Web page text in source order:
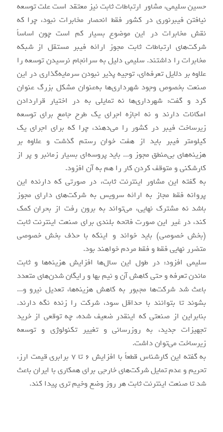
حسین سلیمی، مشاور ارتباطات ثابت نیز معتقد است علت توسعه
نیافتن فیبرنوری در کشور فقط انحصار مخابرات نبود، چرا که
نقش مخابرات در این موضوع بسیار کم است چون اساساً
شرکت‌های ارتباطات ثابت مجوز ارائه فیبر مستقل از شبکه
مخابرات را داشتند. سلیمی دلیل به سرانجام نرسیدن توسعه را
علاوه بر دلایل تعرفه‌ای، توجیه پذیر نبودن سرمایه‌گذاری در این
صنعت بخصوص وجود شهرداری‌ها به‌عنوان مشکل بزرگ عنوان
کرد و گفت: شهرداری‌ها نه تمایلی به در اختیار قراردادن
امکانات دارند و نه اجازه اجرای یک طرح جامع برای توسعه
زیرساخت فیبر در کشور را می‌دهند، چرا که برای اجرای یک
کیلومتر فیبر باید از هفت خوان رستم گذشت و علاوه بر
هزینه‌های بی‌منطق مجوز و... باید پروسه‌ای بسیار زمانبر و پر از
کارشکنی و متوقف کردن کار را هم به آن افزود.
به گفته این مشاور اینترنت ثابت، در صورتی که دارنده این
پروانه فقط مجاز به ارائه سرویس به شرکت‌های‌ دارای مجوز
باشد نه مشترک نهایی، می‌تواند به برون رفت از بحران کمک
کند، در غیر این صورت فاتحه بلندی برای صنعت اینترنت ثابت
(بخش خصوصی) باید خواند و اینکه با حذف بخش خصوصی
متضرر نهایی فقط و فقط مردم خواهند بود.
سلیمی افزود: در طول این سال‌ها افزایش هزینه‌ها و ثابت
ماندن تعرفه و حتی کاهش آن و نیم بها و رایگان شدن‌های متعدد
باعث شد شرکت‌ها مجبور به کاهش هزینه‌ها، تعدیل نیرو و...
بشوند تا بتوانند با حداقل سود، شرکت را زنده نگه دارند.
بنابراین از صنعتی که اینقدر ضعیف شده، چه توقعی از خرید
تجهیزات جدید، به روزرسانی و تغییر تکنولوژی و توسعه
زیرساخت می‌توان داشت.
به گفته این کارشناس قطعاً با افزایش ۶ تا ۷ برابری قیمت ارز،
تحریم و عدم تمایل شرکت‌های خارجی برای همکاری با ایران باعث
شد تا صنعت اینترنت ثابت هر روز وضع وخیم تری پیدا کند.